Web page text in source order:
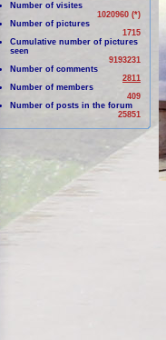
Number of visites
1020960 (*)
Number of pictures
1715
Cumulative number of pictures
seen
9193231
Number of comments
2811
Number of members
409
Number of posts in the forum
25851